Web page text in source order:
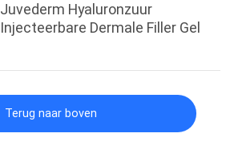
Juvederm Hyaluronzuur
Injecteerbare Dermale Filler Gel
Terug naar boven